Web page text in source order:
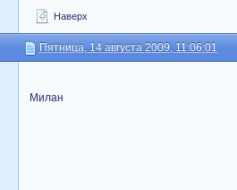
Наверх
Пятница, 14 августа 2009, 11:06:01
Милан